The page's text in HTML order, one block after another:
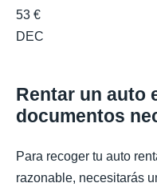
53 €
DEC
Rentar un auto
documentos
Para recoger tu auto
razonable, necesitarás